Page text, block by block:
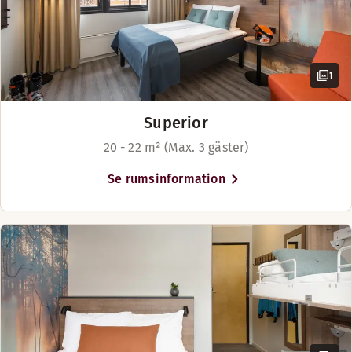
1
Superior
20 - 22 m² (Max. 3 gäster)
Se rumsinformation